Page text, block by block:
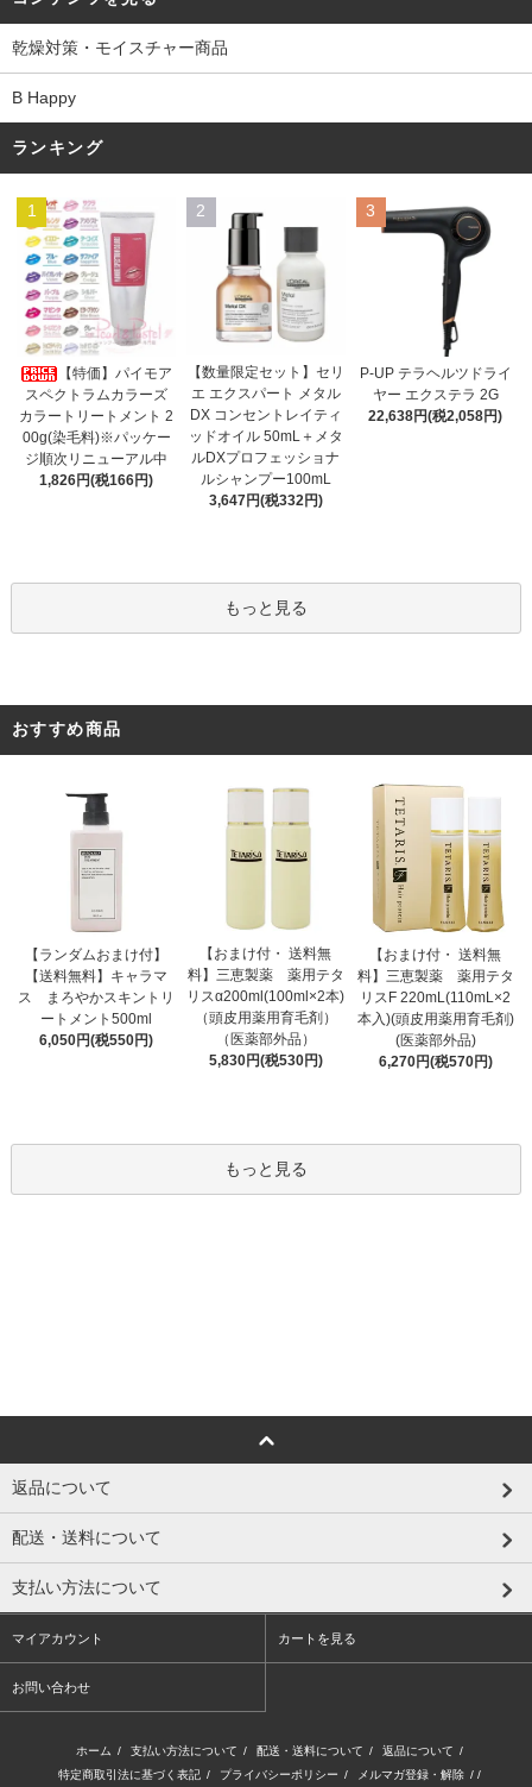
乾燥対策・モイスチャー商品
B Happy
ランキング
1
【特価】パイモア
スペクトラムカラーズ
カラートリートメント 2
00g(染毛料)※パッケー
ジ順次リニューアル中
1,826円(税166円)
2
【数量限定セット】セリ
エ エクスパート メタル
DX コンセントレイティ
ッドオイル 50mL＋メタ
ルDXプロフェッショナ
ルシャンプー100mL
3,647円(税332円)
3
P-UP テラヘルツドライ
ヤー エクステラ 2G
22,638円(税2,058円)
もっと見る
おすすめ商品
【ランダムおまけ付】
【送料無料】キャラマ
ス まろやかスキントリ
ートメント500ml
6,050円(税550円)
【おまけ付・ 送料無
料】三恵製薬 薬用テタ
リスα200ml(100ml×2本)
（頭皮用薬用育毛剤）
（医薬部外品）
5,830円(税530円)
【おまけ付・ 送料無
料】三恵製薬 薬用テタ
リスF 220mL(110mL×2
本入)(頭皮用薬用育毛剤)
(医薬部外品)
6,270円(税570円)
もっと見る
返品について
配送・送料について
支払い方法について
マイアカウント カートを見る
お問い合わせ
ホーム / 支払い方法について / 配送・送料について / 返品について /
特定商取引法に基づく表記 / プライバシーポリシー / メルマガ登録・解除 / /